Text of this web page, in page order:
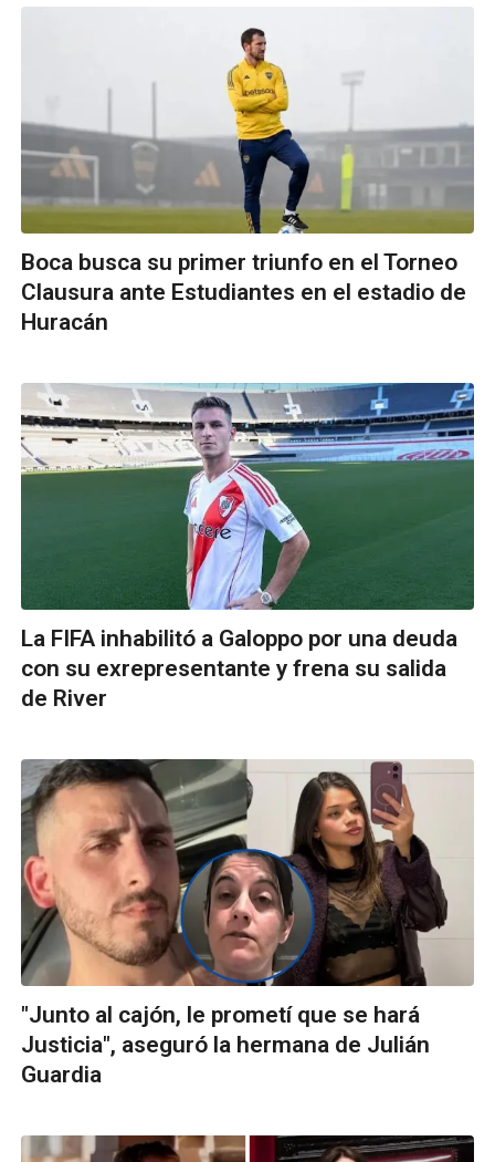
Boca busca su primer triunfo en el Torneo
Clausura ante Estudiantes en el estadio de
Huracán
La FIFA inhabilitó a Galoppo por una deuda
con su exrepresentante y frena su salida
de River
"Junto al cajón, le prometí que se hará
Justicia", aseguró la hermana de Julián
Guardia